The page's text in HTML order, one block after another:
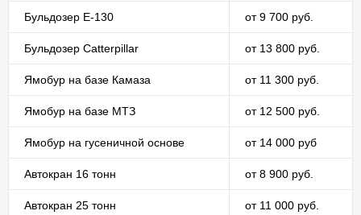
Бульдозер E-130 от 9 700 руб.
Бульдозер Catterpillar от 13 800 руб.
Ямобур на базе Камаза от 11 300 руб.
Ямобур на базе МТЗ от 12 500 руб.
Ямобур на гусеничной основе от 14 000 руб
Автокран 16 тонн от 8 900 руб.
Автокран 25 тонн от 11 000 руб.